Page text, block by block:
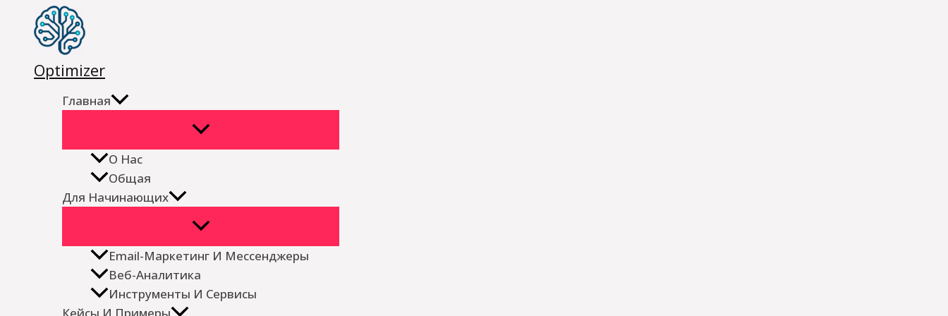
Перейти
содержимому
Optimizer
Главная
О Нас
Общая
Для Начинающих
Email-Маркетинг И Мессенджеры
Веб-Аналитика
Инструменты И Сервисы